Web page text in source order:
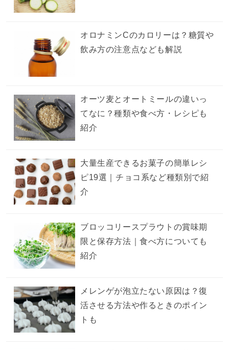
オロナミンCのカロリーは？糖質や
飲み方の注意点なども解説
オーツ麦とオートミールの違いっ
てなに？種類や食べ方・レシピも
紹介
大量生産できるお菓子の簡単レシ
ピ19選｜チョコ系など種類別で紹
介
ブロッコリースプラウトの賞味期
限と保存方法｜食べ方についても
紹介
メレンゲが泡立たない原因は？復
活させる方法や作るときのポイン
トも